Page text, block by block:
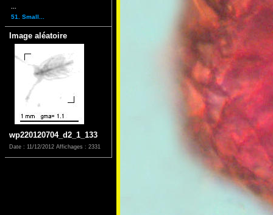
51. Small...
Image aléatoire
wp220120704_d2_1_133
Date : 11/12/2012 Affichages : 2331